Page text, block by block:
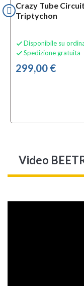
Crazy Tube
Triptychon
 Disponibile su
 Spedizione gratuita
299,00 €
Video